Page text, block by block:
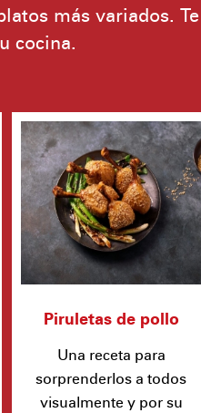
más variados. Te
cocina.
Piruletas de pollo
Una receta para
sorprenderlos a todos
visualmente y por su